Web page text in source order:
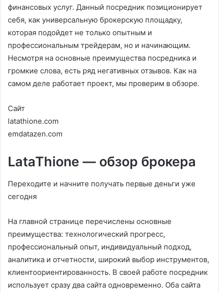
финансовых услуг. Данный посредник позиционирует
себя, как универсальную брокерскую площадку,
которая подойдет не только опытным и
профессиональным трейдерам, но и начинающим.
Несмотря на основные преимущества посредника и
громкие слова, есть ряд негативных отзывов. Как на
самом деле работает проект, мы проверим в обзоре.
Сайт
latathione.com
emdatazen.com
LataThione — обзор брокера
Переходите и начните получать первые деньги уже
сегодня
На главной странице перечислены основные
преимущества: технологический прогресс,
профессиональный опыт, индивидуальный подход,
аналитика и отчетности, широкий выбор инструментов,
клиентоориентированность. В своей работе посредник
использует сразу два сайта одновременно. Оба сайта